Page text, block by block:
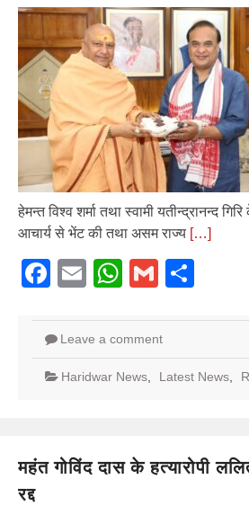
हेमन्त विश्व शर्मा तथा स्वामी यतीन्द्रानन्द
आचार्य से भेंट की तथा असम राज्य […]
Facebook
EmailWhatsApp
Gmail
Leave a comment
Haridwar News Latest News
महंत गोविंद दास के हत्यारोपी
रद्द